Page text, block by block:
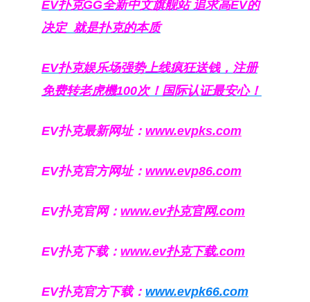
EV扑克GG全新中文旗舰站追求高EV的
决定 就是扑克的本质
EV扑克娱乐场强势上线疯狂送钱，注册
免费转老虎機100次！国际认证最安心！
EV扑克最新网址： www.evpks.com
EV扑克官方网址： www.evp86.com
EV扑克官网： www.ev扑克官网.com
EV扑克下载： www.ev扑克下载.com
EV扑克官方下载： www.evpk66.com